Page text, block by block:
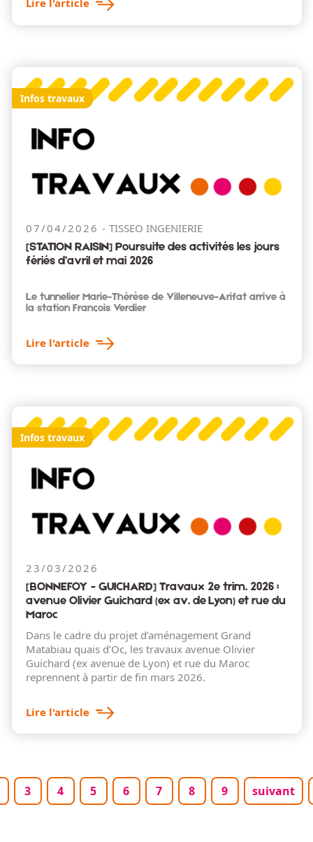
Lire l'article
Infos travaux
07/04/2026 TISSEO INGENIERIE
[STATION RAISIN] Poursuite des activités les jours
fériés d’avril et mai 2026
Le tunnelier Marie-Thérèse de Villeneuve-Arifat arrive à
la station François Verdier
Lire l'article
Infos travaux
23/03/2026
[BONNEFOY - GUICHARD] Travaux 2e trim. 2026 :
avenue Olivier Guichard (ex av. de Lyon) et rue du
Maroc
Dans le cadre du projet d’aménagement Grand
Matabiau quais d’Oc, les travaux avenue Olivier
Guichard (ex avenue de Lyon) et rue du Maroc
reprennent à partir de fin mars 2026.
Lire l'article
Pagination
Page
3 Page
4 Page
5 Page
6 Page
7 Page
8 Page
9 Page
suivant